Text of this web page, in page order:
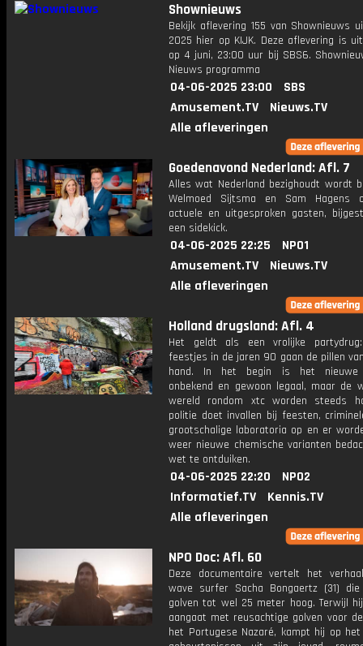
Shownieuws
Bekijk aflevering 155 van Shownieuws
2025 hier op KIJK. Deze aflevering is
op 4 juni, 23:00 uur bij SBS6.
Nieuws programma
04-06-2025 23:00
SBS
Amusement.TV
Nieuws.TV
Alle afleveringen
Goedenavond Nederland: Afl. 7
Alles wat Nederland bezighoudt wordt
Welmoed Sijtsma en Sam Hagens
actuele en uitgesproken gasten,
een sidekick.
04-06-2025 22:25
NPO1
Amusement.TV
Nieuws.TV
Alle afleveringen
Holland drugsland: Afl. 4
Het geldt als een vrolijke
feestjes in de jaren 90 gaan de pillen
hand. In het begin is het nieuwe
onbekend en gewoon legaal, maar de
wereld rondom xtc worden steeds
politie doet invallen bij feesten,
grootschalige laboratoria op en er
weer nieuwe chemische varianten
wet te ontduiken.
04-06-2025 22:20
NPO2
Informatief.TV
Kennis.TV
Alle afleveringen
NPO Doc: Afl. 60
Deze documentaire vertelt het
wave surfer Sacha Bongaertz (31)
golven tot wel 25 meter hoog. Terwijl
aangaat met reusachtige golven voor
het Portugese Nazaré, kampt hij op